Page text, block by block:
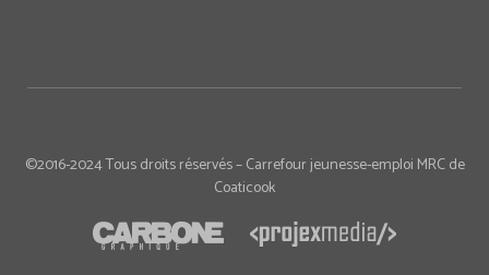
©2016-2024 Tous droits réservés – Carrefour jeunesse-emploi MRC de
Coaticook